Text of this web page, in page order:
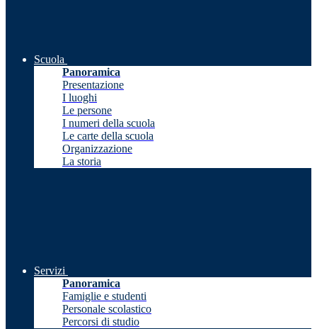
Scuola
Panoramica
Presentazione
I luoghi
Le persone
I numeri della scuola
Le carte della scuola
Organizzazione
La storia
Servizi
Panoramica
Famiglie e studenti
Personale scolastico
Percorsi di studio